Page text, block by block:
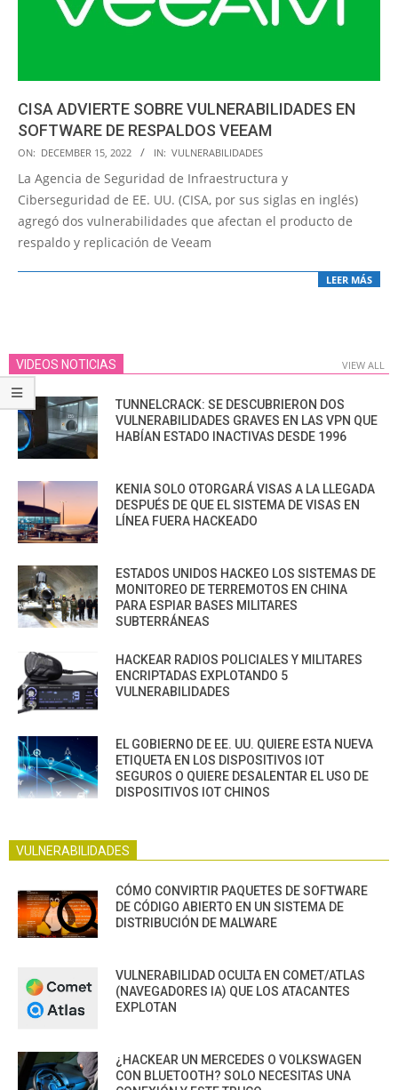
CISA ADVIERTE SOBRE VULNERABILIDADES EN
SOFTWARE DE RESPALDOS VEEAM
2022-
12-
15
ON: DECEMBER 15, 2022 IN: VULNERABILIDADES
La Agencia de Seguridad de Infraestructura y
Ciberseguridad de EE. UU. (CISA, por sus siglas en inglés)
agregó dos vulnerabilidades que afectan el producto de
respaldo y replicación de Veeam
LEER MÁS
VIDEOS NOTICIAS VIEW ALL
TUNNELCRACK: SE DESCUBRIERON DOS
VULNERABILIDADES GRAVES EN LAS VPN QUE
HABÍAN ESTADO INACTIVAS DESDE 1996
KENIA SOLO OTORGARÁ VISAS A LA LLEGADA
DESPUÉS DE QUE EL SISTEMA DE VISAS EN
LÍNEA FUERA HACKEADO
ESTADOS UNIDOS HACKEO LOS SISTEMAS DE
MONITOREO DE TERREMOTOS EN CHINA
PARA ESPIAR BASES MILITARES
SUBTERRÁNEAS
HACKEAR RADIOS POLICIALES Y MILITARES
ENCRIPTADAS EXPLOTANDO 5
VULNERABILIDADES
EL GOBIERNO DE EE. UU. QUIERE ESTA NUEVA
ETIQUETA EN LOS DISPOSITIVOS IOT
SEGUROS O QUIERE DESALENTAR EL USO DE
DISPOSITIVOS IOT CHINOS
VULNERABILIDADES
CÓMO CONVIRTIR PAQUETES DE SOFTWARE
DE CÓDIGO ABIERTO EN UN SISTEMA DE
DISTRIBUCIÓN DE MALWARE
VULNERABILIDAD OCULTA EN COMET/ATLAS
(NAVEGADORES IA) QUE LOS ATACANTES
EXPLOTAN
¿HACKEAR UN MERCEDES O VOLKSWAGEN
CON BLUETOOTH? SOLO NECESITAS UNA